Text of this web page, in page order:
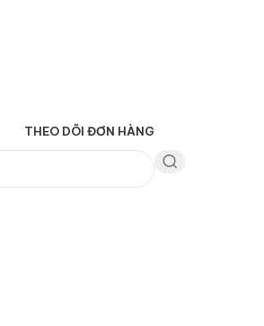
THEO DÕI ĐƠN HÀNG